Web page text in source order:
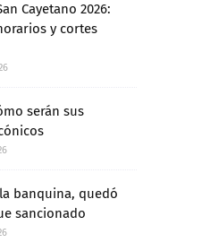
Cayetano 2026:
y cortes
serán sus
banquina, quedó
sancionado